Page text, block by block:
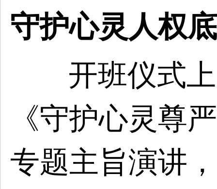
守护心灵人权
开班仪式
《守护心灵尊
专题主旨演讲